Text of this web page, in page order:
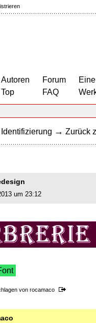
Autoren
Top
Forum
FAQ
Identifizierung → Zurück
um 23:12
von rocamaco